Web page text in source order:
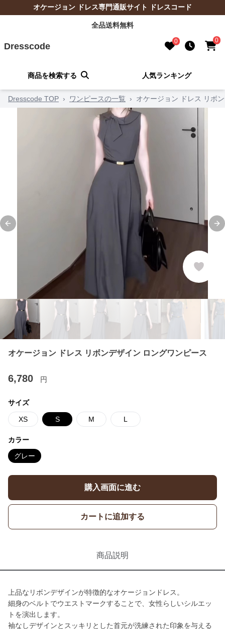
オケージョン ドレス専門通販サイト ドレスコード
全品送料無料
Dresscode 0 0
商品を検索する 人気ランキング
Dresscode TOP › ワンピースの一覧 › オケージョン ドレス リボ
Previous slide
オケージョン ドレス リボンデザイン ロングワンピース
6,780 円
サイズ
XS S M L
カラー
グレー
購入画面に進む
カートに追加する
商品説明
上品なリボンデザインが特徴的なオケージョンドレス。
細身のベルトでウエストマークすることで、女性らしいシルエッ
トを演出します。
袖なしデザインとスッキリとした首元が洗練された印象を与える